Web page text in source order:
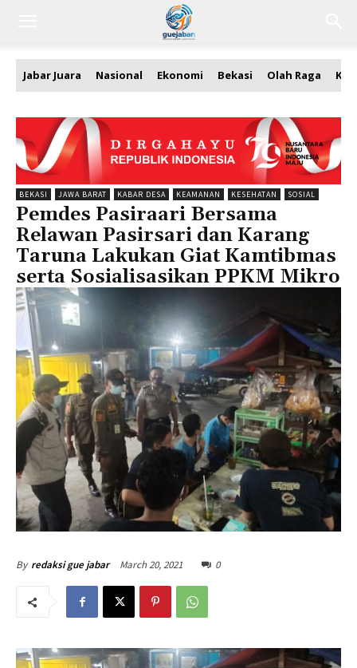
Jabar Juara Nasional Ekonomi Bekasi Olah Raga
BEKASI JAWA BARAT KABAR DESA KEAMANAN KESEHATAN SOSIAL
Pemdes Pasiraari Bersama
Relawan Pasirsari dan Karang
Taruna Lakukan Giat Kamtibmas
serta Sosialisasikan PPKM Mikro
By redaksi gue jabar March 20, 2021 0